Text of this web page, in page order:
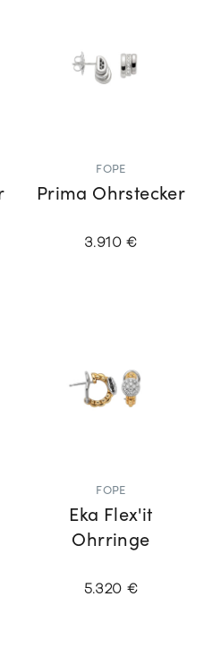
FOPE
Prima Ohrstecker
3.910 €
FOPE
Eka Flex'it
Ohrringe
5.320 €